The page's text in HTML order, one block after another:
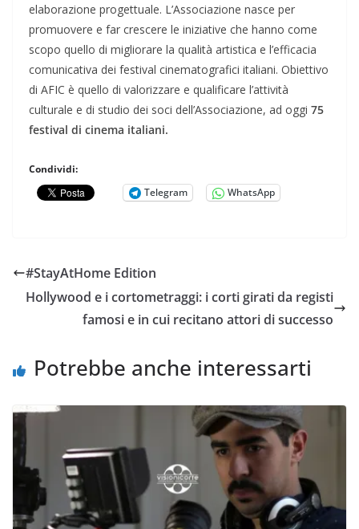
elaborazione progettuale. L’Associazione nasce per
promuovere e far crescere le iniziative che hanno come
scopo quello di migliorare la qualità artistica e l’efficacia
comunicativa dei festival cinematografici italiani. Obiettivo
di AFIC è quello di valorizzare e qualificare l’attività
culturale e di studio dei soci dell’Associazione, ad oggi 75
festival di cinema italiani.
Condividi:
Telegram
WhatsApp
#StayAtHome Edition
Hollywood e i cortometraggi: i corti girati da registi
famosi e in cui recitano attori di successo
Potrebbe anche interessarti